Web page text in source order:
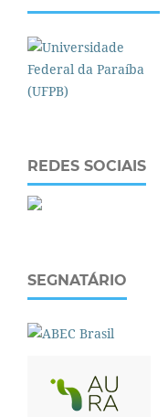
REDES SOCIAIS
SEGNATÁRIO